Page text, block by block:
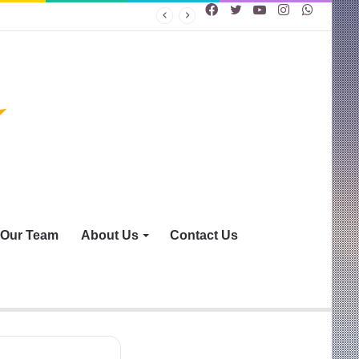
Instagram
YouTube
Twitter
Facebook
Our Team About Us Contact Us